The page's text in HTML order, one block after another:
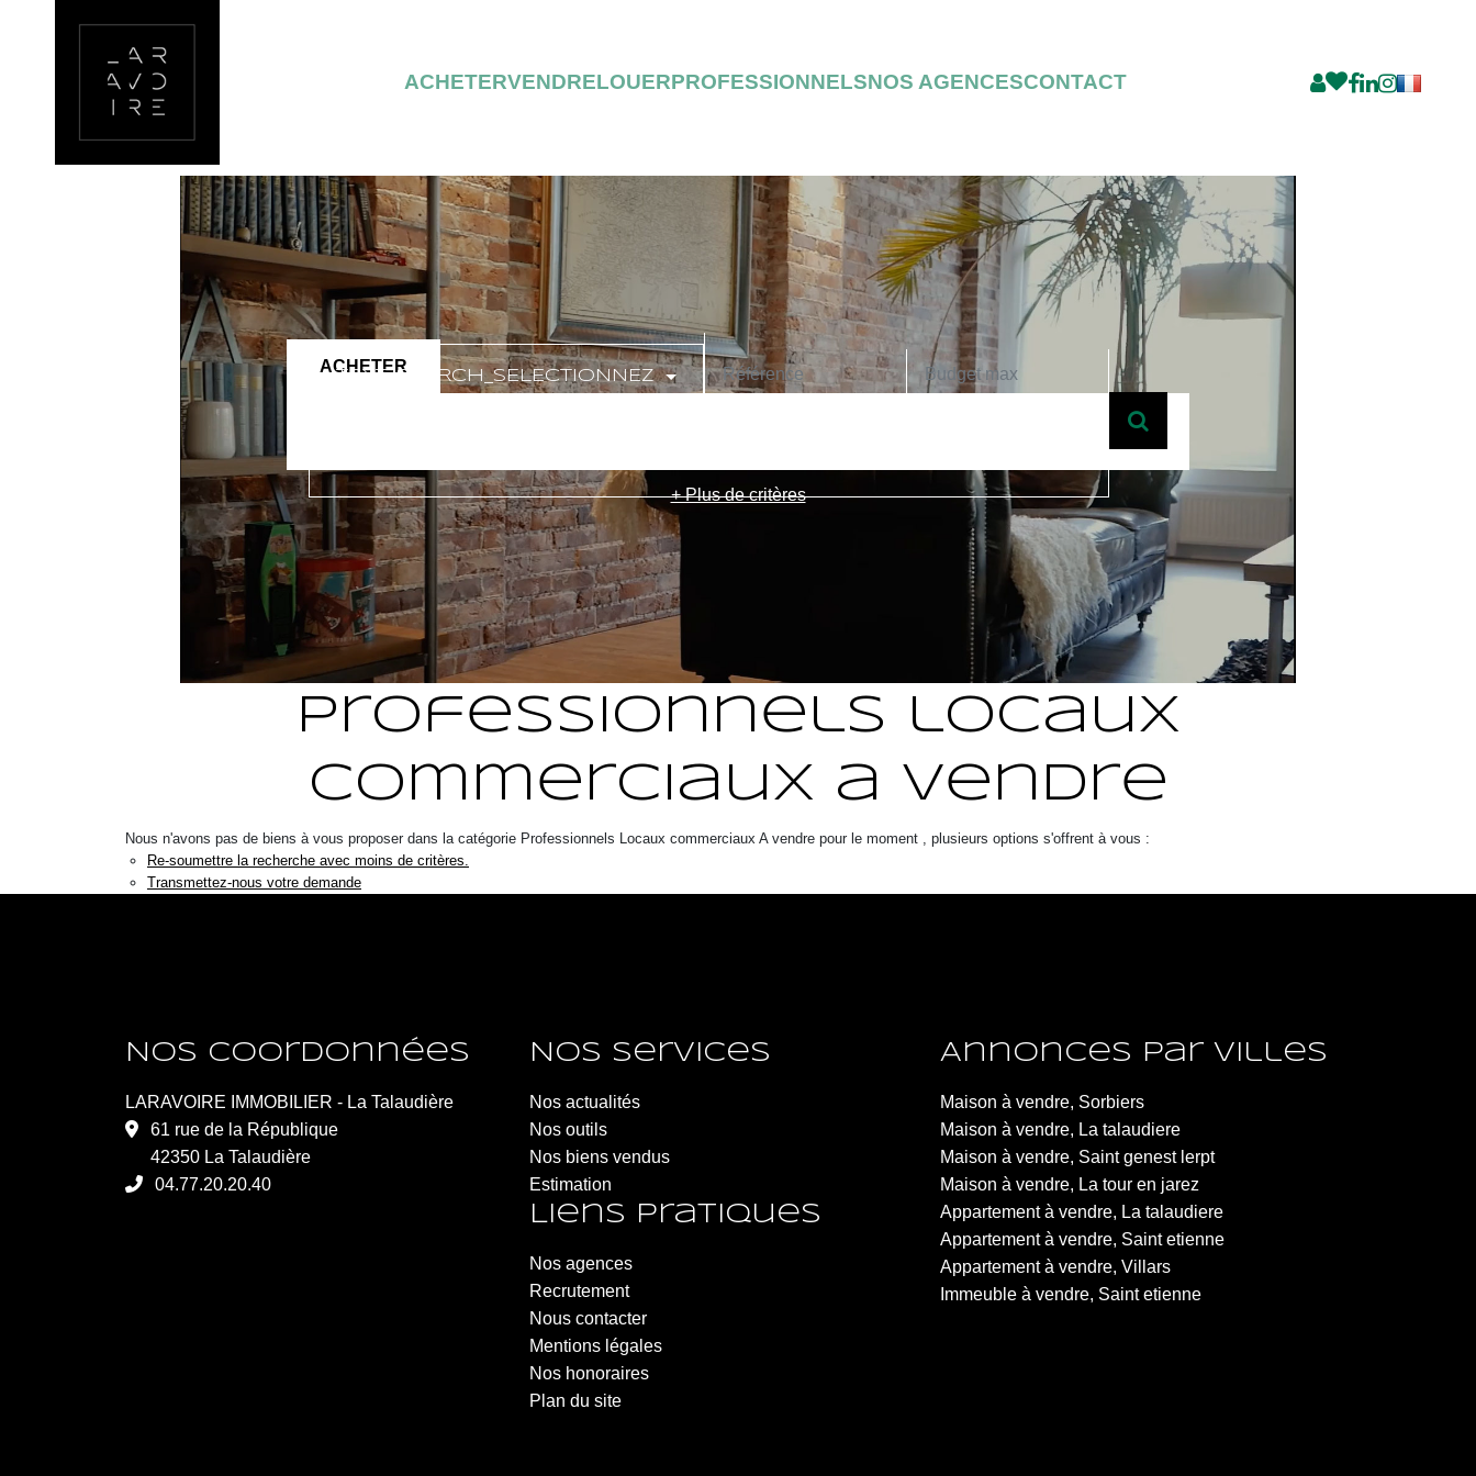
ACHETERVENDRELOUERPROFESSIONNELSNOS AGENCESCONTACT
ACHETER
TEXT_SEARCH_SELECTIONNEZ
+ Plus de critères
Professionnels locaux
commerciaux a vendre
Nous n'avons pas de biens à vous proposer dans la catégorie Professionnels Locaux commerciaux A vendre pour le moment , plusieurs options s'offrent à vous :
Re-soumettre la recherche avec moins de critères.
Transmettez-nous votre demande
Nos coordonnées
LARAVOIRE IMMOBILIER - La Talaudière
61 rue de la République
42350 La Talaudière
04.77.20.20.40
LARAVOIRE IMMOBILIER - Roche-la-Molière
6 Rue de la République
42230 Roche-la-Molière
04.77.20.20.40
Nos services
Nos actualités
Nos outils
Nos biens vendus
Estimation
Liens pratiques
Nos agences
Recrutement
Nous contacter
Mentions légales
Nos honoraires
Plan du site
Annonces par villes
Maison à vendre, Sorbiers
Maison à vendre, La talaudiere
Maison à vendre, Saint genest lerpt
Maison à vendre, La tour en jarez
Appartement à vendre, La talaudiere
Appartement à vendre, Saint etienne
Appartement à vendre, Villars
Immeuble à vendre, Saint etienne